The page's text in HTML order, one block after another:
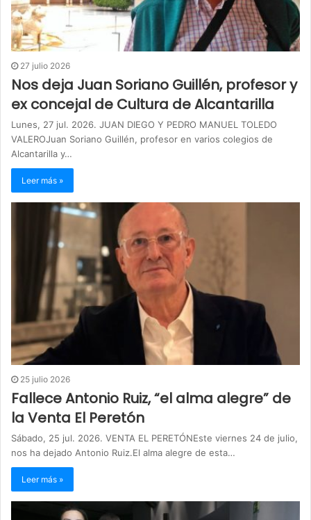
27 julio 2026
Nos deja Juan Soriano Guillén, profesor y
ex concejal de Cultura de Alcantarilla
Lunes, 27 jul. 2026. JUAN DIEGO Y PEDRO MANUEL TOLEDO
VALEROJuan Soriano Guillén, profesor en varios colegios de
Alcantarilla y…
Leer más »
25 julio 2026
Fallece Antonio Ruiz, “el alma alegre” de
la Venta El Peretón
Sábado, 25 jul. 2026. VENTA EL PERETÓNEste viernes 24 de julio,
nos ha dejado Antonio Ruiz.El alma alegre de esta…
Leer más »